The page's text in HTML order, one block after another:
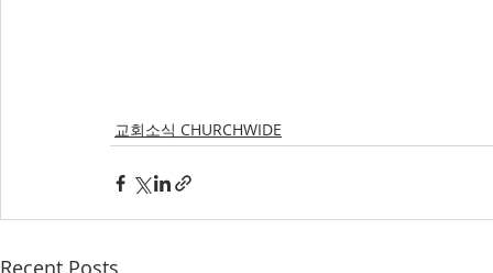
교회소식 CHURCHWIDE
Recent Posts